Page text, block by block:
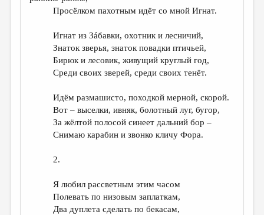
Просёлком пахотным идёт со мной Игнат.
Игнат из Зáбавки, охотник и лесничий,
Знаток зверья, знаток повадки птичьей,
Бирюк и лесовик, живущий круглый год,
Среди своих зверей, среди своих тенёт.
Идём размашисто, походкой мерной, скорой.
Вот – выселки, ивняк, болотный луг, бугор,
За жёлтой полосой синеет дальний бор –
Снимаю карабин и звонко кличу Фора.
2.
Я любил рассветным этим часом
Полевать по низовым заплаткам,
Два дуплета сделать по бекасам,